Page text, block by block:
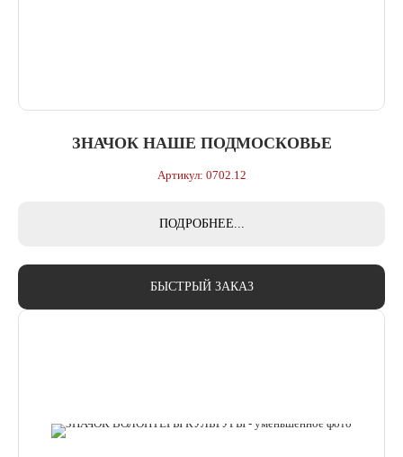
ЗНАЧОК НАШЕ ПОДМОСКОВЬЕ
Артикул: 0702.12
ПОДРОБНЕЕ...
БЫСТРЫЙ ЗАКАЗ